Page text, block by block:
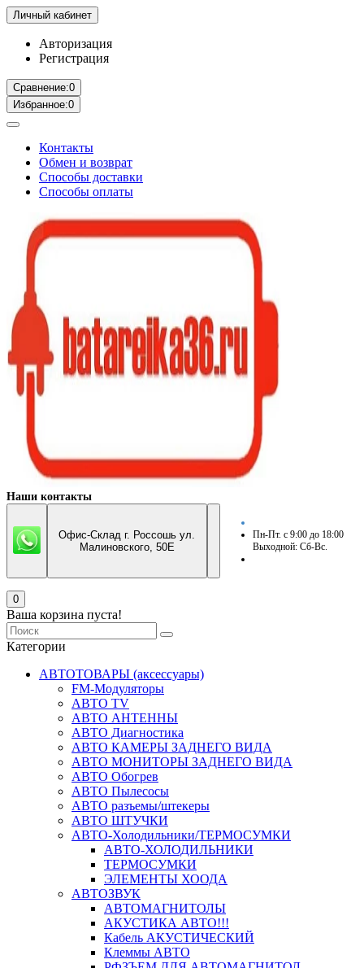
Личный кабинет
Авторизация
Регистрация
Сравнение:0
Избранное:0
Контакты
Обмен и возврат
Способы доставки
Способы оплаты
Наши контакты
Офис-Склад г. Россошь ул.
Малиновского, 50Е
Пн-Пт. с 9:00 до 18:00
Выходной: Сб-Вс.
0
Ваша корзина пуста!
Категории
АВТОТОВАРЫ (аксессуары)
FM-Модуляторы
АВТО TV
АВТО АНТЕННЫ
АВТО Диагностика
АВТО КАМЕРЫ ЗАДНЕГО ВИДА
АВТО МОНИТОРЫ ЗАДНЕГО ВИДА
АВТО Обогрев
АВТО Пылесосы
АВТО разъемы/штекеры
АВТО ШТУЧКИ
АВТО-Холодильники/ТЕРМОСУМКИ
АВТО-ХОЛОДИЛЬНИКИ
ТЕРМОСУМКИ
ЭЛЕМЕНТЫ ХООДА
АВТОЗВУК
АВТОМАГНИТОЛЫ
АКУСТИКА АВТО!!!
Кабель АКУСТИЧЕСКИЙ
Клеммы АВТО